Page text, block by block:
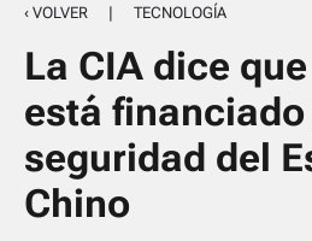
‹ VOLVER | TECNOLOGÍA
La CIA dice
está
seguridad del
Chino